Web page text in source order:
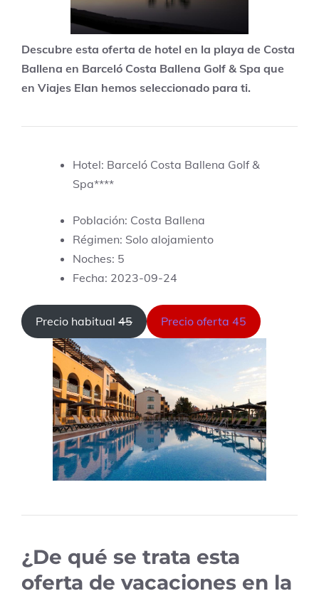
Descubre esta oferta de hotel en la playa de Costa
Ballena en Barceló Costa Ballena Golf & Spa que
en Viajes Elan hemos seleccionado para ti.
Hotel: Barceló Costa Ballena Golf &
Spa****
Población: Costa Ballena
Régimen: Solo alojamiento
Noches: 5
Fecha: 2023-09-24
Precio habitual 45 Precio oferta 45
¿De qué se trata esta
oferta de vacaciones en la